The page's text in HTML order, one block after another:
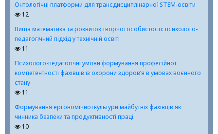
Онтологічні платформи для трансдисциплінарної STEM-освіти
12
Вища математика та розвиток творчої особистості: психолого-
педагогічний підхід у технічній освіті
11
Психолого-педагогічні умови формування професійної
компетентності фахівців із охорони здоров’я в умовах воєнного
стану
11
Формування ергономічної культури майбутніх фахівців як
чинника безпеки та продуктивності праці
10